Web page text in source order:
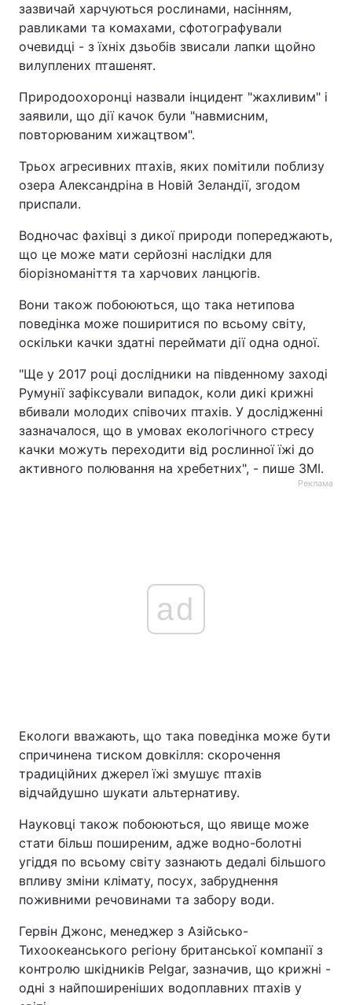
зазвичай харчуються рослинами, насінням,
равликами та комахами, сфотографували
очевидці - з їхніх дзьобів звисали лапки щойно
вилуплених пташенят.
Природоохоронці назвали інцидент "жахливим" і
заявили, що дії качок були "навмисним,
повторюваним хижацтвом".
Трьох агресивних птахів, яких помітили поблизу
озера Александріна в Новій Зеландії, згодом
приспали.
Водночас фахівці з дикої природи попереджають,
що це може мати серйозні наслідки для
біорізноманіття та харчових ланцюгів.
Вони також побоюються, що така нетипова
поведінка може поширитися по всьому світу,
оскільки качки здатні переймати дії одна одної.
"Ще у 2017 році дослідники на південному заході
Румунії зафіксували випадок, коли дикі крижні
вбивали молодих співочих птахів. У дослідженні
зазначалося, що в умовах екологічного стресу
качки можуть переходити від рослинної їжі до
активного полювання на хребетних", - пише ЗМІ.
Реклама
ad
Екологи вважають, що така поведінка може бути
спричинена тиском довкілля: скорочення
традиційних джерел їжі змушує птахів
відчайдушно шукати альтернативу.
Науковці також побоюються, що явище може
стати більш поширеним, адже водно-болотні
угіддя по всьому світу зазнають дедалі більшого
впливу зміни клімату, посух, забруднення
поживними речовинами та забору води.
Гервін Джонс, менеджер з Азійсько-
Тихоокеанського регіону британської компанії з
контролю шкідників Pelgar, зазначив, що крижні -
одні з найпоширеніших водоплавних птахів у